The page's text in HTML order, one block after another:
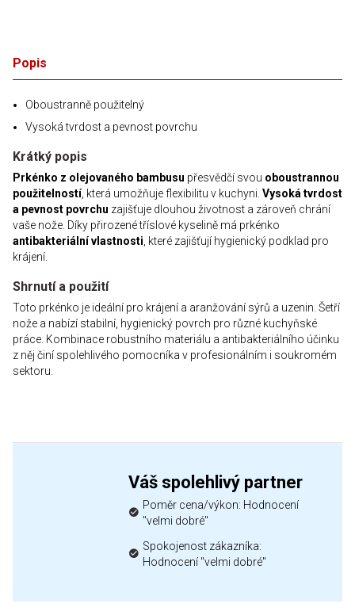
Popis
Oboustranně použitelný
Vysoká tvrdost a pevnost povrchu
Krátký popis
Prkénko z olejovaného bambusu přesvědčí svou oboustrannou
použitelností, která umožňuje flexibilitu v kuchyni. Vysoká tvrdost
a pevnost povrchu zajišťuje dlouhou životnost a zároveň chrání
vaše nože. Díky přirozené tříslové kyselině má prkénko
antibakteriální vlastnosti , které zajišťují hygienický podklad pro
krájení.
Shrnutí a použití
Toto prkénko je ideální pro krájení a aranžování sýrů a uzenin. Šetří
nože a nabízí stabilní, hygienický povrch pro různé kuchyňské
práce. Kombinace robustního materiálu a antibakteriálního účinku
z něj činí spolehlivého pomocníka v profesionálním i soukromém
sektoru.
Váš spolehlivý partner
Poměr cena/výkon: Hodnocení
"velmi dobré"
Spokojenost zákazníka:
Hodnocení "velmi dobré"